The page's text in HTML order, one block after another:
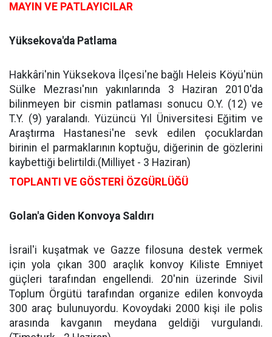
MAYIN VE PATLAYICILAR
Yüksekova'da Patlama
Hakkâri'nin Yüksekova İlçesi'ne bağlı Heleis Köyü'nün
Sülke Mezrası'nın yakınlarında 3 Haziran 2010'da
bilinmeyen bir cismin patlaması sonucu O.Y. (12) ve
T.Y. (9) yaralandı. Yüzüncü Yıl Üniversitesi Eğitim ve
Araştırma Hastanesi'ne sevk edilen çocuklardan
birinin el parmaklarının koptuğu, diğerinin de gözlerini
kaybettiği belirtildi.(Milliyet - 3 Haziran)
TOPLANTI VE GÖSTERİ ÖZGÜRLÜĞÜ
Golan'a Giden Konvoya Saldırı
İsrail'i kuşatmak ve Gazze filosuna destek vermek
için yola çıkan 300 araçlık konvoy Kiliste Emniyet
güçleri tarafından engellendi. 20'nin üzerinde Sivil
Toplum Örgütü tarafından organize edilen konvoyda
300 araç bulunuyordu. Kovoydaki 2000 kişi ile polis
arasında kavganın meydana geldiği vurgulandı.